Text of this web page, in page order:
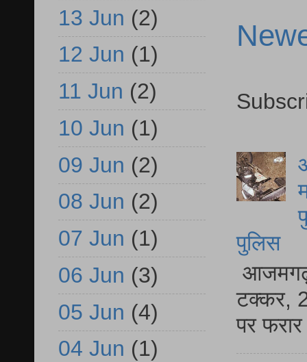
पुलिस
आजमगढ़
टक्कर,
पर
13 Jun (2)
12 Jun (1)
11 Jun (2)
10 Jun (1)
09 Jun (2)
08 Jun (2)
07 Jun (1)
06 Jun (3)
05 Jun (4)
04 Jun (1)